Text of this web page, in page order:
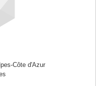
Côte d'Azur